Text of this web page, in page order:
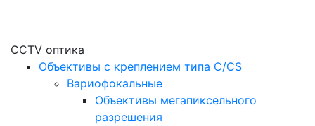
CCTV оптика
Объективы с креплением типа C/CS
Вариофокальные
Объективы мегапиксельного
разрешения